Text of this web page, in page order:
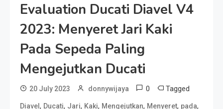
Evaluation Ducati Diavel V4
2023: Menyeret Jari Kaki
Pada Sepeda Paling
Mengejutkan Ducati
20 July 2023 donnywijaya 0 Tagged
Diavel , Ducati, Jari, Kaki, Mengejutkan, Menyeret, pada,